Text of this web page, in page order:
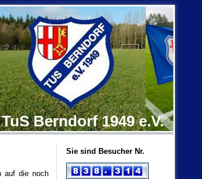
TuS Berndorf 1949 e.V.
auf die noch
Sie sind Besucher Nr.